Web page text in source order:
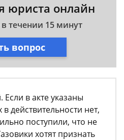
юриста онлайн
в течении 15 минут
вопрос
Если в акте указаны
действительности нет,
поступили, что не
хотят признать